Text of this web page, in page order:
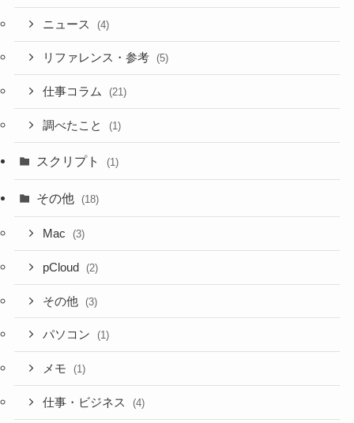
ニュース (4)
リファレンス・参考 (5)
仕事コラム (21)
調べたこと (1)
スクリプト (1)
その他 (18)
Mac (3)
pCloud (2)
その他 (3)
パソコン (1)
メモ (1)
仕事・ビジネス (4)